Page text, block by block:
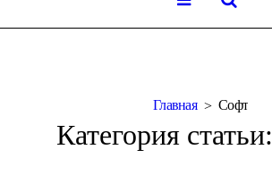
Главная Cофт
Категория статьи: